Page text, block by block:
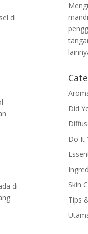
di
di
Did
Do It
Skin
Tips